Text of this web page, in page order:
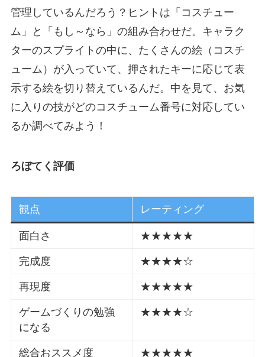
管理しているんだろう？ヒントは「コスチュー
ム」と「もし～なら」の組み合わせだ。キャラク
ターのスプライトの中に、たくさんの絵（コスチ
ューム）が入っていて、押されたキーに応じて表
示する絵を切り替えているんだ。中を見て、お気
に入りの技がどのコスチューム番号に対応してい
るか調べてみよう！
ろぼてく評価
観点 レーティング
面白さ ★★★★★
完成度 ★★★★☆
再現度 ★★★★★
ゲームづくりの勉強
になる
★★★★☆
総合おススメ度 ★★★★★